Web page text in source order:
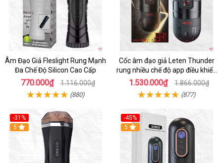
Âm Đạo Giả Fleslight Rung Mạnh
Đa Chế Độ Silicon Cao Cấp
770.000₫ 1.116.000₫
(880)
Cốc âm đạo giả Leten Thunder
rung nhiều chế độ app điều khiển
tiện lợi
1.530.000₫ 1.866.000₫
(877)
-31%
5
-45%
Hot
5